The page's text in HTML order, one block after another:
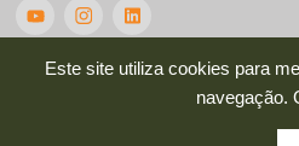
Este site utiliza cookies para
navegação.